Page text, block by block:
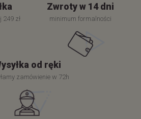
zł
Zwroty w 14 dni
minimum formalności
od ręki
zamówienie w 72h